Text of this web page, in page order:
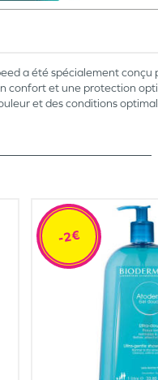
a été spécialement
confort et une protection
et des conditions
-2€